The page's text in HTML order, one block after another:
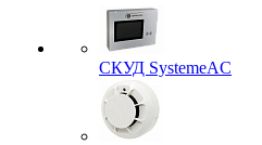
СКУД SystemeAC